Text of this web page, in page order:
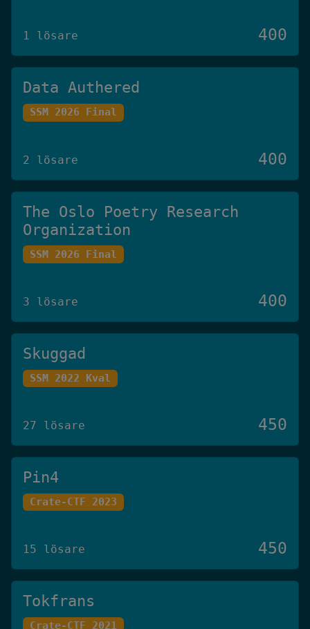
1 lösare 400
Data Authered
SSM 2026 Final
2 lösare 400
The Oslo Poetry Research
Organization
SSM 2026 Final
3 lösare 400
Skuggad
SSM 2022 Kval
27 lösare 450
Pin4
Crate-CTF 2023
15 lösare 450
Tokfrans
Crate-CTF 2021